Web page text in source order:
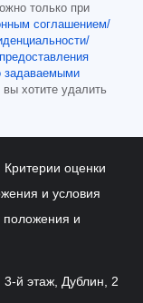
только при
соглашением/
задаваемыми
хотите удалить
Критерии оценки
и условия
положения и
3-й этаж, Дублин, 2